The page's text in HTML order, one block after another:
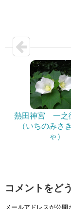
熱田神宮 一之
（いちのみさ
ゃ）
コメントをど
メールアドレスが公開